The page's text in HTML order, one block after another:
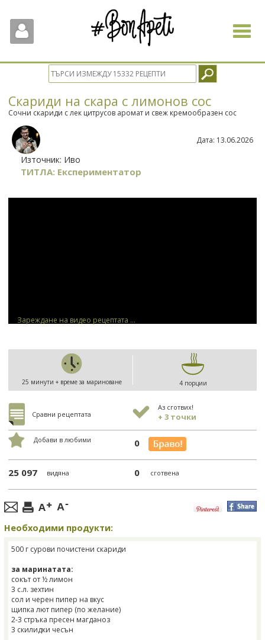
Toggle
Скариди на скара с лимонов сос
Сочни скариди с лек цитрусов аромат и свеж кремообразен сос
Източник: Иво
ТИТЛА: Експериментатор
Дата: 13.06.2026
Зареждане на видео рецептата ...
25 минути + време за мариноване 4 порции
Сравни рецептата
Аз сготвих!
+ 3 точки
Добави в любими 0
25 097 видяна 0 сготвена
Необходими продукти:
500 г сурови почистени скариди
за маринатата:
сокът от ½ лимон
3 с.л. зехтин
сол и черен пипер на вкус
щипка лют пипер (по желание)
2-3 стръка пресен магданоз
3 скилидки чесън